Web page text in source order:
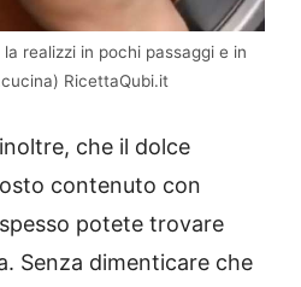
realizzi in pochi passaggi e in
RicettaQubi.it
che il dolce
contenuto con
potete trovare
Senza dimenticare che